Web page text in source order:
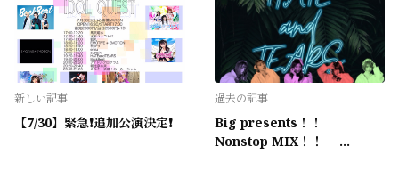
新しい記事
【7/30】緊急❗️追加公演決定❗
過去の記事
Big presents！！
Nonstop MIX！！